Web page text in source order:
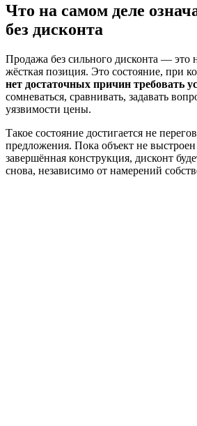
Что на самом деле
без дисконта
Продажа без сильного дисконта — это
жёсткая позиция. Это состояние, при
нет достаточных причин требовать
сомневаться, сравнивать, задавать
уязвимости цены.
Такое состояние достигается не
предложения. Пока объект не
завершённая конструкция, дисконт
снова, независимо от намерений